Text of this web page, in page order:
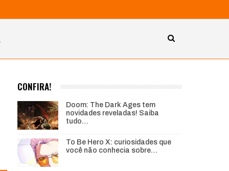
CONFIRA!
Doom: The Dark Ages tem
novidades reveladas! Saiba
tudo…
To Be Hero X: curiosidades que
você não conhecia sobre…